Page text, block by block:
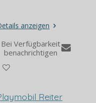
anzeigen
Bei Verfügbarkeit
benachrichtigen
Reiter